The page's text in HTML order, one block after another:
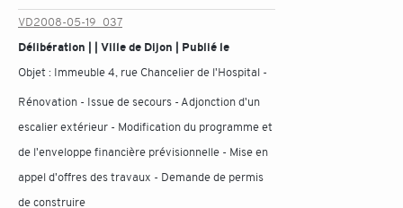
VD2008-05-19_037
Délibération | | Ville de Dijon | Publié le
Objet : Immeuble 4, rue Chancelier de l'Hospital -
Rénovation - Issue de secours - Adjonction d'un
escalier extérieur - Modification du programme et
de l'enveloppe financière prévisionnelle - Mise en
appel d'offres des travaux - Demande de permis
de construire